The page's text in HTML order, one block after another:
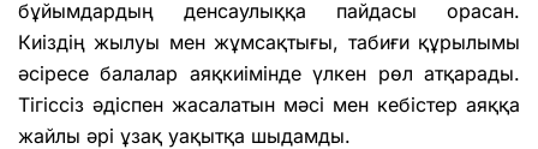
бұйымдардың денсаулыққа пайдасы орасан.
Киіздің жылуы мен жұмсақтығы, табиғи құрылымы
әсіресе балалар аяқкиімінде үлкен рөл атқарады.
Тігіссіз әдіспен жасалатын мәсі мен кебістер аяққа
жайлы әрі ұзақ уақытқа шыдамды.